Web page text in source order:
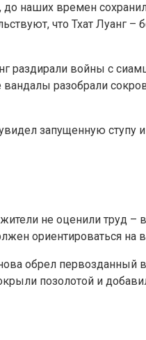
наших времен
что Тхат Луанг
раздирали войны с
разобрали
запущенную ступу
не оценили труд
ориентироваться на
обрел
позолотой и